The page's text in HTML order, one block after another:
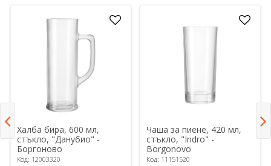
Халба бира, 600 мл,
стъкло, "Данубио" -
Боргоново
Код: 12003320
Чаша за пиене, 420 мл,
стъкло, "Indro" -
Borgonovo
Код: 11151520